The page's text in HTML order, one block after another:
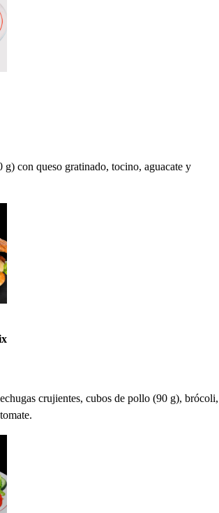
con queso gratinado, tocino, aguacate y
crujientes, cubos de pollo (90 g), brócoli,